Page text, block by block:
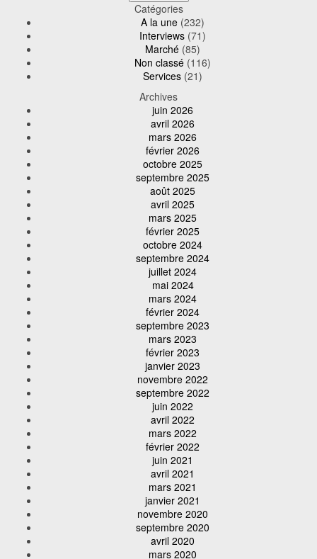
Catégories
A la une (232)
Interviews (71)
Marché (85)
Non classé (116)
Services (21)
Archives
juin 2026
avril 2026
mars 2026
février 2026
octobre 2025
septembre 2025
août 2025
avril 2025
mars 2025
février 2025
octobre 2024
septembre 2024
juillet 2024
mai 2024
mars 2024
février 2024
septembre 2023
mars 2023
février 2023
janvier 2023
novembre 2022
septembre 2022
juin 2022
avril 2022
mars 2022
février 2022
juin 2021
avril 2021
mars 2021
janvier 2021
novembre 2020
septembre 2020
avril 2020
mars 2020